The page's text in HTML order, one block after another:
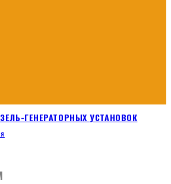
ГЕНЕРАТОРНЫХ УСТАНОВОК